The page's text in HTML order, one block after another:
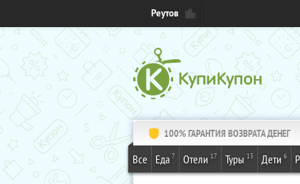
Реутов
100% ГАРАНТИЯ ВОЗВРАТА ДЕНЕГ
Все Еда 7 Отели 17 Туры 13 Дети 6